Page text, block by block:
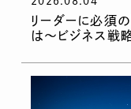
リーダーに必須の
は〜ビジネス戦